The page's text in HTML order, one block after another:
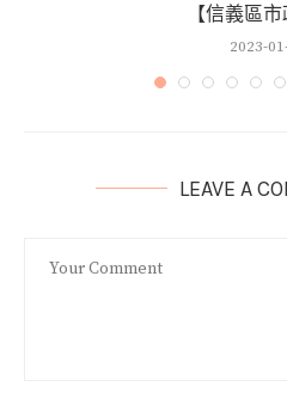
【信義區
2023-
LEAVE A